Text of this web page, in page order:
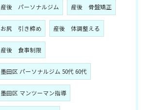
産後 パーソナルジム 産後 骨盤矯正
お尻 引き締め 産後 体調整える
産後 食事制限
墨田区 パーソナルジム 50代 60代
墨田区 マンツーマン指導